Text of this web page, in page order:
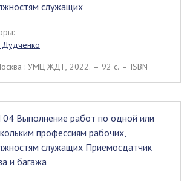
служащих
Дудченко
: УМЦ ЖДТ, 2022. – 92 c. – ISBN
Выполнение работ по одной или
профессиям рабочих,
служащих Приемосдатчик
и багажа